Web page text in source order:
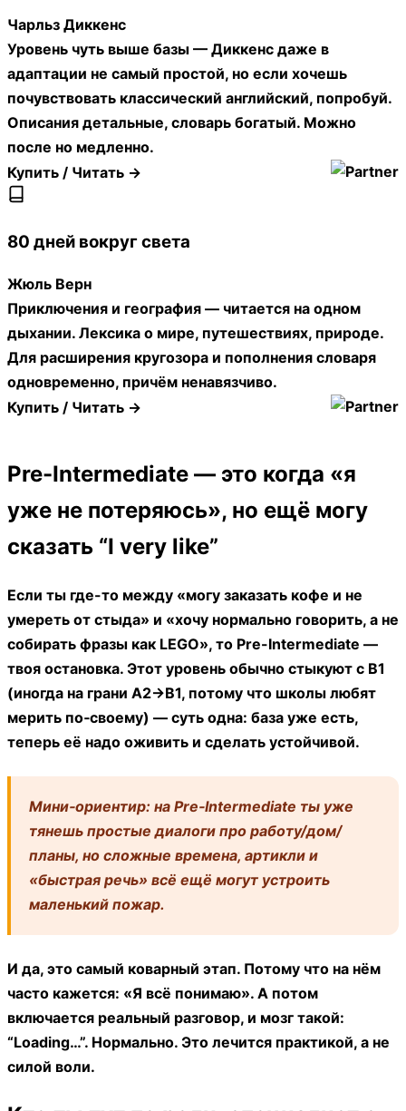
Чарльз Диккенс
Уровень чуть выше базы — Диккенс даже в
адаптации не самый простой, но если хочешь
почувствовать классический английский, попробуй.
Описания детальные, словарь богатый. Можно
после но медленно.
Купить / Читать →
80 дней вокруг света
Жюль Верн
Приключения и география — читается на одном
дыхании. Лексика о мире, путешествиях, природе.
Для расширения кругозора и пополнения словаря
одновременно, причём ненавязчиво.
Купить / Читать →
Pre-Intermediate — это когда «я
уже не потеряюсь», но ещё могу
сказать “I very like”
Если ты где-то между «могу заказать кофе и не
умереть от стыда» и «хочу нормально говорить, а не
собирать фразы как LEGO», то Pre-Intermediate —
твоя остановка. Этот уровень обычно стыкуют с B1
(иногда на грани A2→B1, потому что школы любят
мерить по‑своему) — суть одна: база уже есть,
теперь её надо оживить и сделать устойчивой.
Мини‑ориентир: на Pre‑Intermediate ты уже
тянешь простые диалоги про работу/дом/
планы, но сложные времена, артикли и
«быстрая речь» всё ещё могут устроить
маленький пожар.
И да, это самый коварный этап. Потому что на нём
часто кажется: «Я всё понимаю». А потом
включается реальный разговор, и мозг такой:
“Loading…”. Нормально. Это лечится практикой, а не
силой воли.